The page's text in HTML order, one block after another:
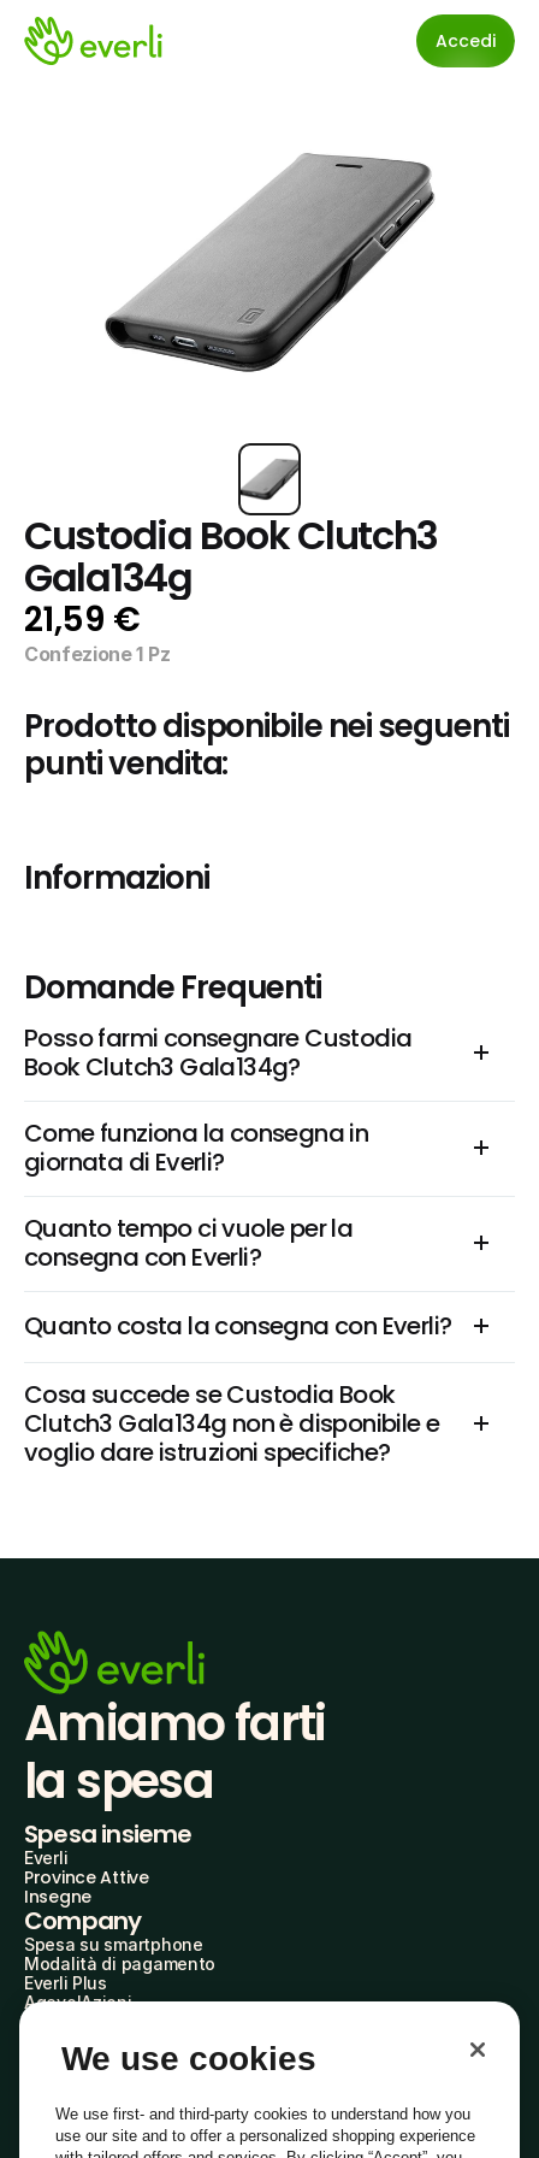
Accedi
Custodia Book Clutch3
Gala134g
21,59 €
Confezione 1 Pz
Prodotto disponibile nei seguenti
punti vendita:
Informazioni
Domande Frequenti
Posso farmi consegnare Custodia
Book Clutch3 Gala134g?
Come funziona la consegna in
giornata di Everli?
Quanto tempo ci vuole per la
consegna con Everli?
Quanto costa la consegna con Everli?
Cosa succede se Custodia Book
Clutch3 Gala134g non è disponibile e
voglio dare istruzioni specifiche?
Amiamo farti
la spesa
Spesa insieme
Everli
Province Attive
Insegne
Company
Spesa su smartphone
Modalità di pagamento
Everli Plus
AgevolAzioni
Everli Shoppers
Scopri chi siamo
Domande frequenti
We use cookies
We use first- and third-party cookies to understand how you
use our site and to offer a personalized shopping experience